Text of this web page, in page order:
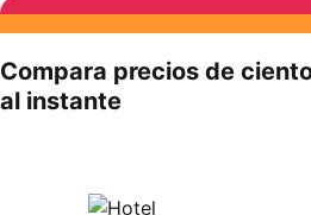
Compara precios de
al instante